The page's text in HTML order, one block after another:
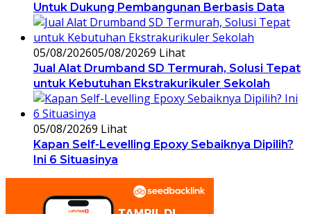
Untuk Dukung Pembangunan Berbasis Data
05/08/202605/08/20269 Lihat
Jual Alat Drumband SD Termurah, Solusi Tepat
untuk Kebutuhan Ekstrakurikuler Sekolah
05/08/20269 Lihat
Kapan Self-Levelling Epoxy Sebaiknya Dipilih?
Ini 6 Situasinya